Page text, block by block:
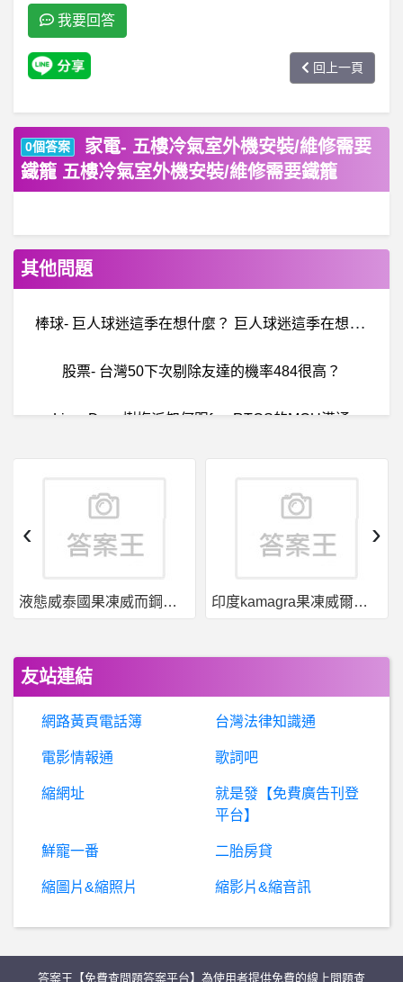
我要回答
回上一頁
0個答案
家電- 五樓冷氣室外機安裝/維修需要
鐵籠 五樓冷氣室外機安裝/維修需要鐵籠
其他問題
棒
球- 巨人球迷這季在想什麼？ 巨人球迷這季在想什麼？
股票- 台灣50下次剔除友達的機率484很高？
LinuxDev- 樹梅派如何跟freeRTOS的MCU溝通
希
洽- 為啥美國這麼多恐怖殺手？ 為啥美國這麼多恐怖殺手？
英
雄聯盟- Tarzan為什麼敢吃這個藍 Tarzan為什麼敢吃這個藍
棒
球- 是兄弟太強還是樂天太爛？ 是兄弟太強還是樂天太爛？
希
洽- 巨人 火影 獵人都拿樹當梗？ 巨人 火影 獵人都拿樹當梗？
巧克力- 有棉花糖的巧克力沖泡粉
希
洽- 有柯南沒死人又好看的集數嗎？ 有柯南沒死人又好看的集數嗎？
有人去過高雄御織園那間店嗎?
液態威泰國果凍威而鋼哪裡買 印度kamagra果凍威爾剛用於治療男性勃起功能障礙
‹ ›
友站連結
網路黃頁電話簿 台灣法律知識通
電影情報通 歌詞吧
縮網址
就是發【免費廣告刊登
平台】
鮮寵一番 二胎房貸
縮圖片&縮照片 縮影片&縮音訊
答案王【免費查問題答案平台】為使用者提供免費的線上問題查